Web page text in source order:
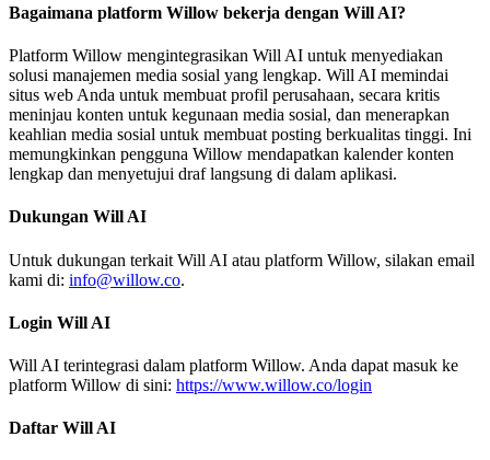
Bagaimana platform Willow bekerja dengan Will AI?
Platform Willow mengintegrasikan Will AI untuk menyediakan
solusi manajemen media sosial yang lengkap. Will AI memindai
situs web Anda untuk membuat profil perusahaan, secara kritis
meninjau konten untuk kegunaan media sosial, dan menerapkan
keahlian media sosial untuk membuat posting berkualitas tinggi. Ini
memungkinkan pengguna Willow mendapatkan kalender konten
lengkap dan menyetujui draf langsung di dalam aplikasi.
Dukungan Will AI
Untuk dukungan terkait Will AI atau platform Willow, silakan email
kami di: info@willow.co.
Login Will AI
Will AI terintegrasi dalam platform Willow. Anda dapat masuk ke
platform Willow di sini: https://www.willow.co/login
Daftar Will AI